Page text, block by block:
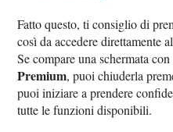
Fatto questo, ti consiglio di
così da accedere direttamente
Se compare una schermata
Premium, puoi chiuderla
puoi iniziare a prendere
tutte le funzioni disponibili.